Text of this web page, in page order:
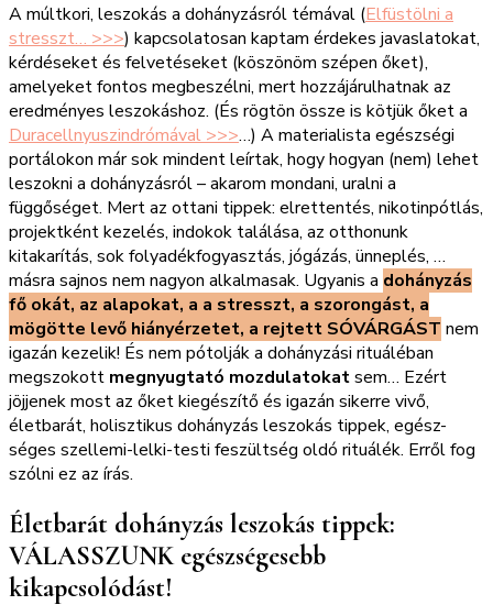
A múltkori, leszokás a dohányzásról témával (Elfüstölni a
stresszt… >>>) kapcsolatosan kaptam érdekes javaslatokat,
kérdéseket és felvetéseket (köszönöm szépen őket),
amelyeket fontos megbeszélni, mert hozzájárulhatnak az
eredményes leszokáshoz. (És rögtön össze is kötjük őket a
Duracellnyuszindrómával >>>…) A materialista egészségi
portálokon már sok mindent leírtak, hogy hogyan (nem) lehet
leszokni a dohányzásról – akarom mondani, uralni a
függőséget. Mert az ottani tippek: elrettentés, nikotinpótlás,
projektként kezelés, indokok találása, az otthonunk
kitakarítás, sok folyadékfogyasztás, jógázás, ünneplés, …
másra sajnos nem nagyon alkalmasak. Ugyanis a dohányzás
fő okát, az alapokat, a a stresszt, a szorongást, a
mögötte levő hiányérzetet, a rejtett SÓVÁRGÁST nem
igazán kezelik! És nem pótolják a dohányzási rituáléban
megszokott megnyugtató mozdulatokatsem… Ezért
jöjjenek most az őket kiegészítő és igazán sikerre vivő,
életbarát, holisztikus dohányzás leszokás tippek, egész-
séges szellemi-lelki-testi feszültség oldó rituálék. Erről fog
szólni ez az írás.
Életbarát dohányzás leszokás tippek:
VÁLASSZUNK egészségesebb
kikapcsolódást!